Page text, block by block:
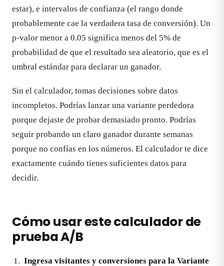
estar), e intervalos de confianza (el rango donde
probablemente cae la verdadera tasa de conversión). Un
p-valor menor a 0.05 significa menos del 5% de
probabilidad de que el resultado sea aleatorio, que es el
umbral estándar para declarar un ganador.
Sin el calculador, tomas decisiones sobre datos
incompletos. Podrías lanzar una variante perdedora
porque dejaste de probar demasiado pronto. Podrías
seguir probando un claro ganador durante semanas
porque no confías en los números. El calculador te dice
exactamente cuándo tienes suficientes datos para
decidir.
Cómo usar este calculador de
prueba A/B
Ingresa visitantes y conversiones para la Variante